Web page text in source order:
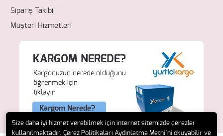
Sipariş Takibi
Müşteri Hizmetleri
Size daha iyi hizmet verebilmek için internet sitemizde çerezler
kullanılmaktadır. Çerez Politikaları Aydınlatma Metni’ni okuyabilir ve